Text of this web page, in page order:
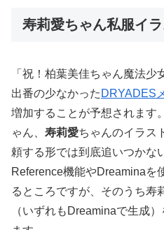
寿莉愛ちゃん私服イラ
「祝！柏葉美佳ちゃん魔法少
出番の少なかった DRYADES
増加することが予想されます
ゃん、 寿莉愛ちゃんのイラス
頼する形では到底追いつかな
Reference機能やDreaminaを
るところですが、そのうち寿
（いずれもDreaminaで生成